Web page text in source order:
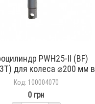
PWH25-II (BF)
для колеса ⌀200 мм в
сборе
Код: 100004070
0 грн